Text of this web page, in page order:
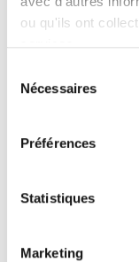
ou qu'ils ont
Nécessaires
Préférences
Statistiques
Marketing